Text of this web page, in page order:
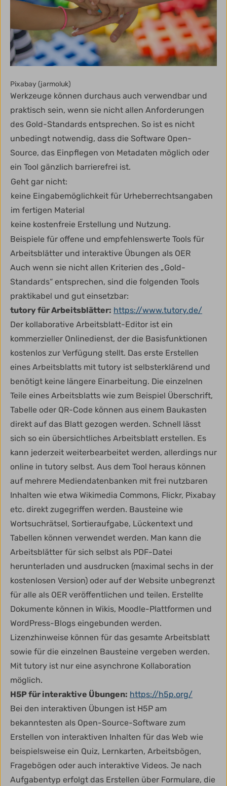
Pixabay (jarmoluk)
Werkzeuge können durchaus auch verwendbar und
praktisch sein, wenn sie nicht allen Anforderungen
des Gold-Standards entsprechen. So ist es nicht
unbedingt notwendig, dass die Software Open-
Source, das Einpflegen von Metadaten möglich oder
ein Tool gänzlich barrierefrei ist.
Geht gar nicht:
keine Eingabemöglichkeit für Urheberrechtsangaben
im fertigen Material
keine kostenfreie Erstellung und Nutzung.
Beispiele für offene und empfehlenswerte Tools für
Arbeitsblätter und interaktive Übungen als OER
Auch wenn sie nicht allen Kriterien des „Gold-
Standards“ entsprechen, sind die folgenden Tools
praktikabel und gut einsetzbar:
tutory für Arbeitsblätter: https://www.tutory.de/
Der kollaborative Arbeitsblatt-Editor ist ein
kommerzieller Onlinedienst, der die Basisfunktionen
kostenlos zur Verfügung stellt. Das erste Erstellen
eines Arbeitsblatts mit tutory ist selbsterklärend und
benötigt keine längere Einarbeitung. Die einzelnen
Teile eines Arbeitsblatts wie zum Beispiel Überschrift,
Tabelle oder QR-Code können aus einem Baukasten
direkt auf das Blatt gezogen werden. Schnell lässt
sich so ein übersichtliches Arbeitsblatt erstellen. Es
kann jederzeit weiterbearbeitet werden, allerdings nur
online in tutory selbst. Aus dem Tool heraus können
auf mehrere Mediendatenbanken mit frei nutzbaren
Inhalten wie etwa Wikimedia Commons, Flickr, Pixabay
etc. direkt zugegriffen werden. Bausteine wie
Wortsuchrätsel, Sortieraufgabe, Lückentext und
Tabellen können verwendet werden. Man kann die
Arbeitsblätter für sich selbst als PDF-Datei
herunterladen und ausdrucken (maximal sechs in der
kostenlosen Version) oder auf der Website unbegrenzt
für alle als OER veröffentlichen und teilen. Erstellte
Dokumente können in Wikis, Moodle-Plattformen und
WordPress-Blogs eingebunden werden.
Lizenzhinweise können für das gesamte Arbeitsblatt
sowie für die einzelnen Bausteine vergeben werden.
Mit tutory ist nur eine asynchrone Kollaboration
möglich.
H5P für interaktive Übungen: https://h5p.org/
Bei den interaktiven Übungen ist H5P am
bekanntesten als Open-Source-Software zum
Erstellen von interaktiven Inhalten für das Web wie
beispielsweise ein Quiz, Lernkarten, Arbeitsbögen,
Fragebögen oder auch interaktive Videos. Je nach
Aufgabentyp erfolgt das Erstellen über Formulare, die